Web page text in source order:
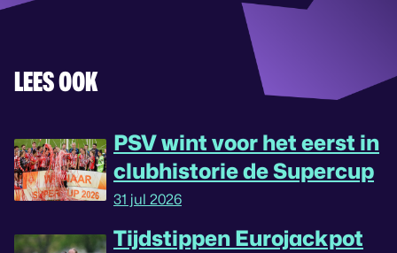
LEES OOK
PSV wint voor het eerst in
clubhistorie de Supercup
31 jul 2026
Tijdstippen Eurojackpot